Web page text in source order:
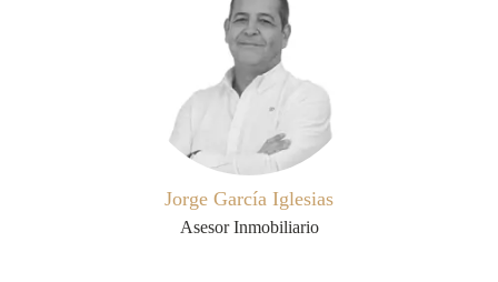
Jorge García Iglesias
Asesor Inmobiliario